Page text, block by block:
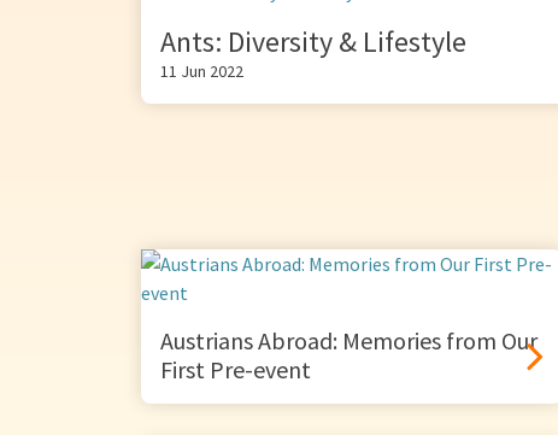
Ants: Diversity & Lifestyle
11 Jun 2022
Austrians Abroad: Memories from Our
First Pre-event